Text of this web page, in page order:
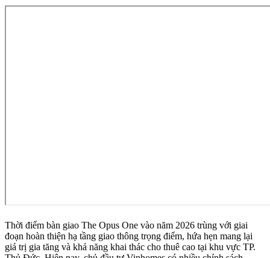
Thời điểm bàn giao The Opus One vào năm 2026 trùng với giai
đoạn hoàn thiện hạ tầng giao thông trọng điểm, hứa hẹn mang lại
giá trị gia tăng và khả năng khai thác cho thuê cao tại khu vực TP.